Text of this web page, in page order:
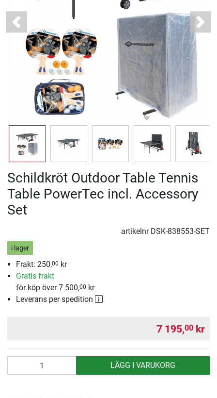
Previous Next
Schildkröt Outdoor Table Tennis
Table PowerTec incl. Accessory
Set
artikelnr DSK-838553-SET
i lager
Frakt: 250,00 kr
Gratis frakt
för köp över 7 500,00 kr
Leverans per spedition
7 195,00 kr
LÄGG I VARUKORG